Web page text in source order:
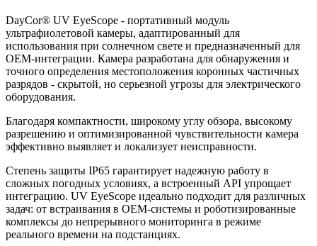
DayCor® UV EyeScope - портативный модуль
ультрафиолетовой камеры, адаптированный для
использования при солнечном свете и предназначенный для
OEM-интеграции. Камера разработана для обнаружения и
точного определения местоположения коронных частичных
разрядов - скрытой, но серьезной угрозы для электрического
оборудования.
Благодаря компактности, широкому углу обзора, высокому
разрешению и оптимизированной чувствительности камера
эффективно выявляет и локализует неисправности.
Степень защиты IP65 гарантирует надежную работу в
сложных погодных условиях, а встроенный API упрощает
интеграцию. UV EyeScope идеально подходит для различных
задач: от встраивания в OEM-системы и роботизированные
комплексы до непрерывного мониторинга в режиме
реального времени на подстанциях.